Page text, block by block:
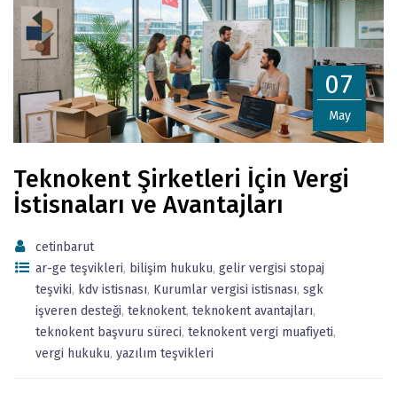
07
May
Teknokent Şirketleri İçin Vergi
İstisnaları ve Avantajları
cetinbarut
ar-ge teşvikleri, bilişim hukuku, gelir vergisi stopaj
teşviki, kdv istisnası, Kurumlar vergisi istisnası, sgk
işveren desteği, teknokent, teknokent avantajları,
teknokent başvuru süreci, teknokent vergi muafiyeti,
vergi hukuku, yazılım teşvikleri